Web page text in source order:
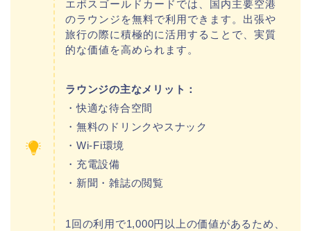
エポスゴールドカードでは、国内主要空港
のラウンジを無料で利用できます。出張や
旅行の際に積極的に活用することで、実質
的な価値を高められます。
ラウンジの主なメリット：
・快適な待合空間
・無料のドリンクやスナック
・Wi-Fi環境
・充電設備
・新聞・雑誌の閲覧
1回の利用で1,000円以上の価値があるため、